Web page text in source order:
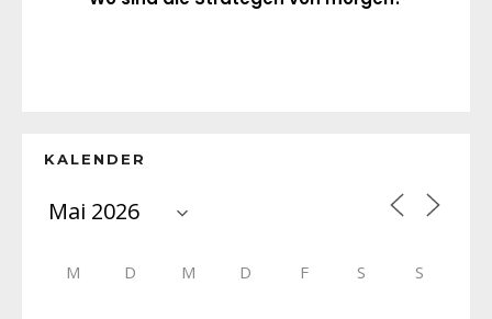
KALENDER
M D M D F S S